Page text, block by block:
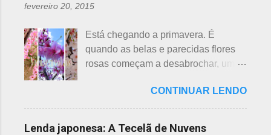
r
o
s
fevereiro 20, 2015
Está chegando a primavera. É
quando as belas e parecidas flores
rosas começam a desabrochar, uma
fevereiro, a segunda em março e, no
final de março até abril, as cerejeiras.
Lembrando que o clima pode
CONTINUAR LENDO
Lenda japonesa: A Tecelã de Nuvens